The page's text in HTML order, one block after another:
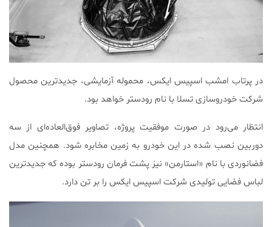
در پرتاب امشب اسپیس ایکس، محموله آزمایشی، جدید‌ترین محصول
شرکت خودروسازی تسلا با نام رودستر خواهد بود.
انتظار می‌رود در صورت موفقیت پروژه، تصاویر فوق‌العاده‌ای از سه
دوربین نصب شده در این خودرو به زمین مخابره شود. همچنین مدل
فضانوردی با نام «استارمن» نیز پشت فرمان رودستر بوده که جدید‌ترین
لباس فضایی تولیدی شرکت اسپیس ایکس را بر تن دارد.